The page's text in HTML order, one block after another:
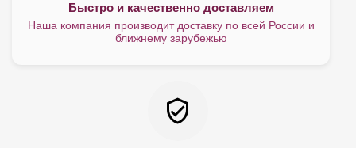
Быстро и качественно доставляем
Наша компания производит доставку по всей России и
ближнему зарубежью